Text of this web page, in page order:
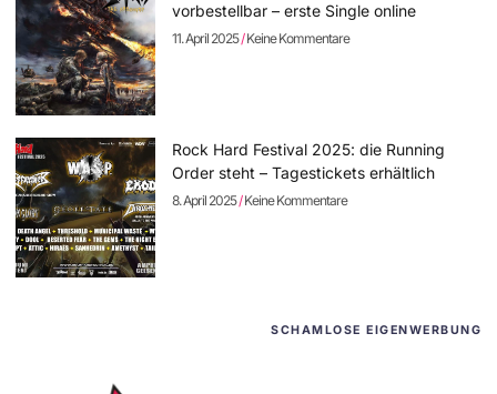
vorbestellbar – erste Single online
11. April 2025 Keine Kommentare
Rock Hard Festival 2025: die Running
Order steht – Tagestickets erhältlich
8. April 2025 Keine Kommentare
SCHAMLOSE EIGENWERBUNG